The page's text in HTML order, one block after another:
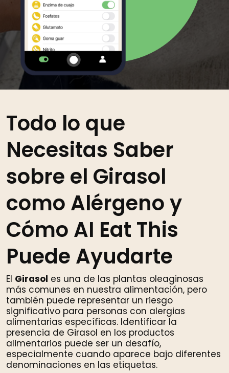
Todo lo que
Necesitas Saber
sobre el Girasol
como Alérgeno y
Cómo AI Eat This
Puede Ayudarte
El Girasol es una de las plantas oleaginosas
más comunes en nuestra alimentación, pero
también puede representar un riesgo
significativo para personas con alergias
alimentarias específicas. Identificar la
presencia de Girasol en los productos
alimentarios puede ser un desafío,
especialmente cuando aparece bajo diferentes
denominaciones en las etiquetas.